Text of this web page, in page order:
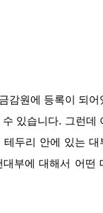
감원에 등록이 되어
있습니다. 그런데
테두리 안에 있는 대
부에 대해서 어떤